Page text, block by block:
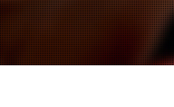
キャンペーン
実戦コース
料金システム
フィットネスコー